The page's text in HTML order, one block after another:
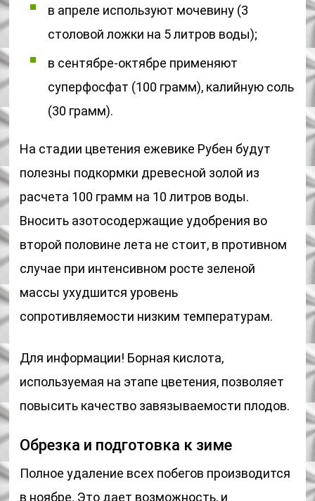
в апреле используют мочевину (3
столовой ложки на 5 литров воды);
в сентябре-октябре применяют
суперфосфат (100 грамм), калийную соль
(30 грамм).
На стадии цветения ежевике Рубен будут
полезны подкормки древесной золой из
расчета 100 грамм на 10 литров воды.
Вносить азотосодержащие удобрения во
второй половине лета не стоит, в противном
случае при интенсивном росте зеленой
массы ухудшится уровень
сопротивляемости низким температурам.
Для информации! Борная кислота,
используемая на этапе цветения, позволяет
повысить качество завязываемости плодов.
Обрезка и подготовка к зиме
Полное удаление всех побегов производится
в ноябре. Это дает возможность, и